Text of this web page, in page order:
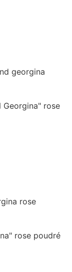
rose
rose poudré